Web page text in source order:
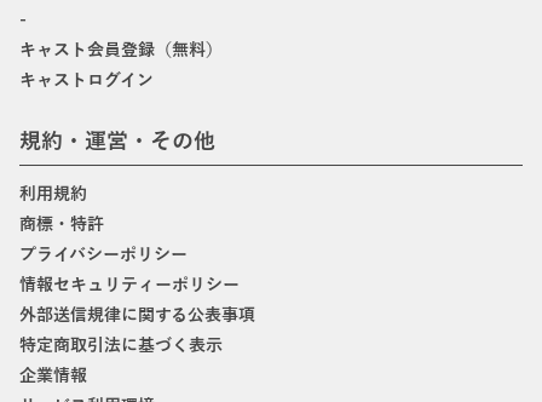
-
キャスト会員登録（無料）
キャストログイン
規約・運営・その他
利用規約
商標・特許
プライバシーポリシー
情報セキュリティーポリシー
外部送信規律に関する公表事項
特定商取引法に基づく表示
企業情報